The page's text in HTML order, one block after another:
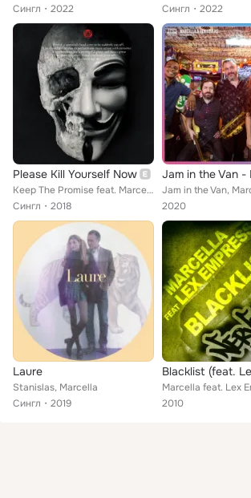
Сингл
2022
Сингл
2022
Please Kill Yourself Now
Keep The Promise feat. Marcella
Сингл
2018
2020
Laure
Stanislas, Marcella
Сингл
2019
Marcella feat. Lex
2010